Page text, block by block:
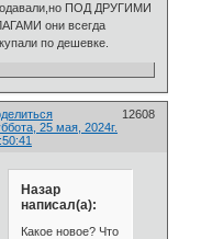
ПОД ДРУГИМИ
они всегда
по дешевке.
12608
25 мая, 2024г.
Назар
написал(а):
Какое новое? Что